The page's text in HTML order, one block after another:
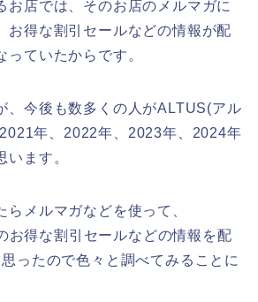
お店では、そのお店のメルマガに
お得な割引セールなどの情報が配
ていたからです。
、今後も数多くの人がALTUS(アル
年、2022年、2023年、2024年
います。
らメルマガなどを使って、
お得な割引セールなどの情報を配
ったので色々と調べてみることに